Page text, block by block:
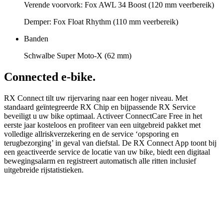
Verende voorvork: Fox AWL 34 Boost (120 mm veerbereik)
Demper: Fox Float Rhythm (110 mm veerbereik)
Banden
Schwalbe Super Moto-X (62 mm)
Connected e-bike.
RX Connect tilt uw rijervaring naar een hoger niveau. Met
standaard geïntegreerde RX Chip en bijpassende RX Service
beveiligt u uw bike optimaal. Activeer ConnectCare Free in het
eerste jaar kosteloos en profiteer van een uitgebreid pakket met
volledige allriskverzekering en de service ‘opsporing en
terugbezorging’ in geval van diefstal. De RX Connect App toont bij
een geactiveerde service de locatie van uw bike, biedt een digitaal
bewegingsalarm en registreert automatisch alle ritten inclusief
uitgebreide rijstatistieken.